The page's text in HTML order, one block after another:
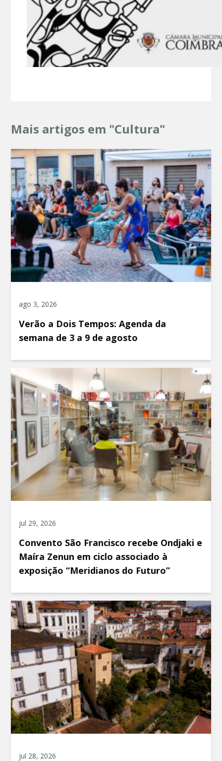
Mais artigos em "Cultura"
ago 3, 2026
Verão a Dois Tempos: Agenda da
semana de 3 a 9 de agosto
jul 29, 2026
Convento São Francisco recebe Ondjaki e
Maíra Zenun em ciclo associado à
exposição “Meridianos do Futuro”
jul 28, 2026